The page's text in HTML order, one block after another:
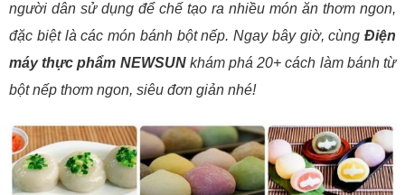
người dân sử dụng để chế tạo ra nhiều món ăn thơm ngon,
đặc biệt là các món bánh bột nếp. Ngay bây giờ, cùng Điện
máy thực phẩm NEWSUNkhám phá 20+ cách làm bánh từ
bột nếp thơm ngon, siêu đơn giản nhé!